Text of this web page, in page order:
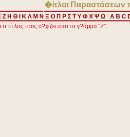
�ίτλοι Παραστάσεων
Ζ Η Θ Κ Λ Μ Ν Ξ Ο Π Ρ Σ ΤΥ Φ Χ Ψ Ω A B C
τίτλος τους α?χίζει απο το γ?άμμα "Ζ".